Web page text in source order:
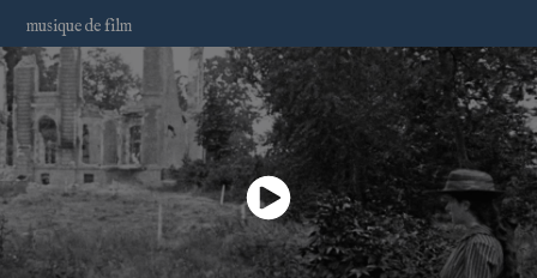
musique de film